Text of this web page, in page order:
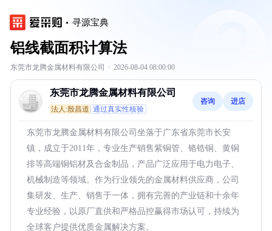
寻源宝典
铝线截面积计算法
东莞市龙腾金属材料有限公司 · 2026-08-04 08:00:00
东莞市龙腾金属材料有限公司
法人:殷昌道 通过真实性核验
咨询 进店
东莞市龙腾金属材料有限公司坐落于广东省东莞市长安
镇，成立于2011年，专业生产销售紫铜管、铬锆铜、黄铜
排等高端铜铝材及合金制品，产品广泛应用于电力电子、
机械制造等领域。作为行业领先的金属材料供应商，公司
集研发、生产、销售于一体，拥有完善的产业链和十余年
专业经验，以原厂直供和严格品控赢得市场认可，持续为
全球客户提供优质金属解决方案。